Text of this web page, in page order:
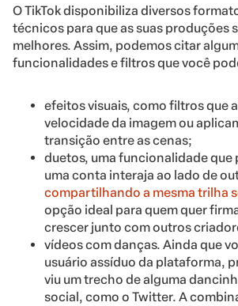
O TikTok disponibiliza diversos
técnicos para que as suas produções
melhores. Assim, podemos citar
funcionalidades e filtros que você
efeitos visuais, como filtros que
velocidade da imagem ou
transição entre as cenas;
duetos, uma funcionalidade que
uma conta interaja ao lado de
compartilhando a mesma trilha
opção ideal para quem quer
crescer junto com outros
vídeos com danças. Ainda que
usuário assíduo da plataforma,
viu um trecho de alguma
social, como o Twitter. A